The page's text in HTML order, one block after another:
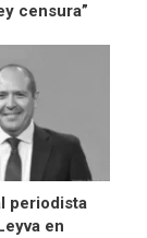
censura”
periodista
en